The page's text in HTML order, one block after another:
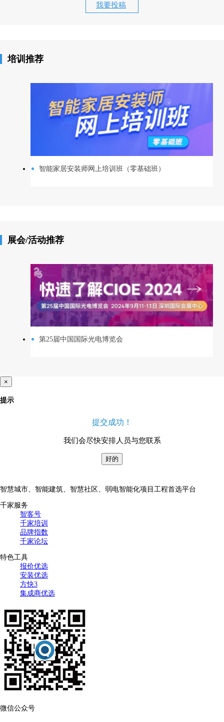
我要投稿
培训推荐
智能家居安装师网上培训班（零基础班）
展会/活动推荐
第25届中国国际光电博览会
×
提示
提交成功！
我们会尽快安排人员与您联系
好的
智慧城市、智能建筑、智慧社区、弱电智能化项目工程首选平台
千家服务
智客号
千家培训
品牌指数
千家论坛
特色工具
报价优选
安装优选
方快3
集成商优选
微信公众号